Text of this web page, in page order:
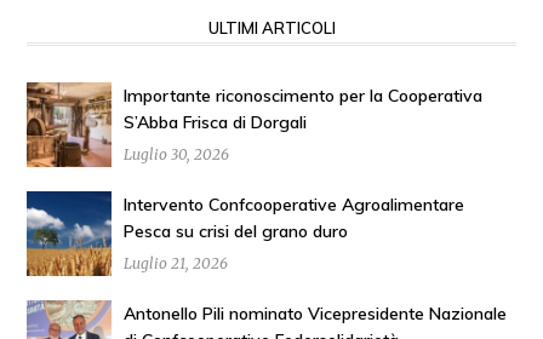
ULTIMI ARTICOLI
Importante riconoscimento per la Cooperativa
S’Abba Frisca di Dorgali
Luglio 30, 2026
Intervento Confcooperative Agroalimentare
Pesca su crisi del grano duro
Luglio 21, 2026
Antonello Pili nominato Vicepresidente Nazionale